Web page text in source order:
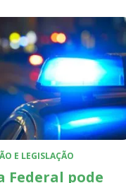
E LEGISLAÇÃO
Federal pode